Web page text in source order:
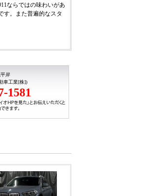
ならではの味わいがあ
す。また普遍的なスタ
ング/アルミルックイ
ドコンピュータ/アル
岸
車工業[株])
1581